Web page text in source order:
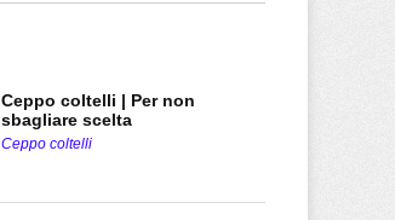
Ceppo coltelli | Per non
sbagliare scelta
Ceppo coltelli